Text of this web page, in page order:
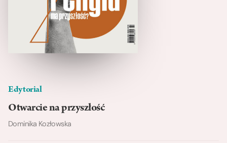
Edytorial
Otwarcie na przyszłość
Dominika Kozłowska